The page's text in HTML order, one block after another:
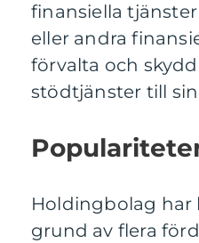
finansiella
eller andra
förvalta och
stödtjänster till
Holdingbolag har
grund av flera